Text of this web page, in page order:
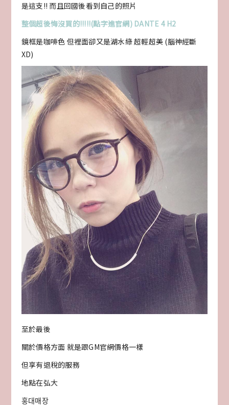
是這支!! 而且回國後看到自己的照片
整個超後悔沒買的!!!!!(點字進官網) DANTE 4 H2
鏡框是咖啡色 但裡面卻又是湖水綠 超輕超美 (腦神經斷
XD)
至於最後
關於價格方面 就是跟GM官網價格一樣
但享有退稅的服務
地點在弘大
홍대매장